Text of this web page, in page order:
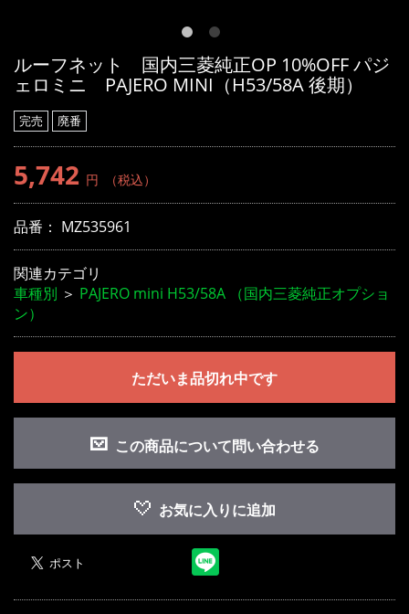
ルーフネット 国内三菱純正OP 10%OFF パジ
ェロミニ PAJERO MINI（H53/58A 後期）
完売 廃番
5,742 円 （税込）
品番： MZ535961
関連カテゴリ
車種別 ＞ PAJERO mini H53/58A （国内三菱純正オプショ
ン）
ただいま品切れ中です
この商品について問い合わせる
お気に入りに追加